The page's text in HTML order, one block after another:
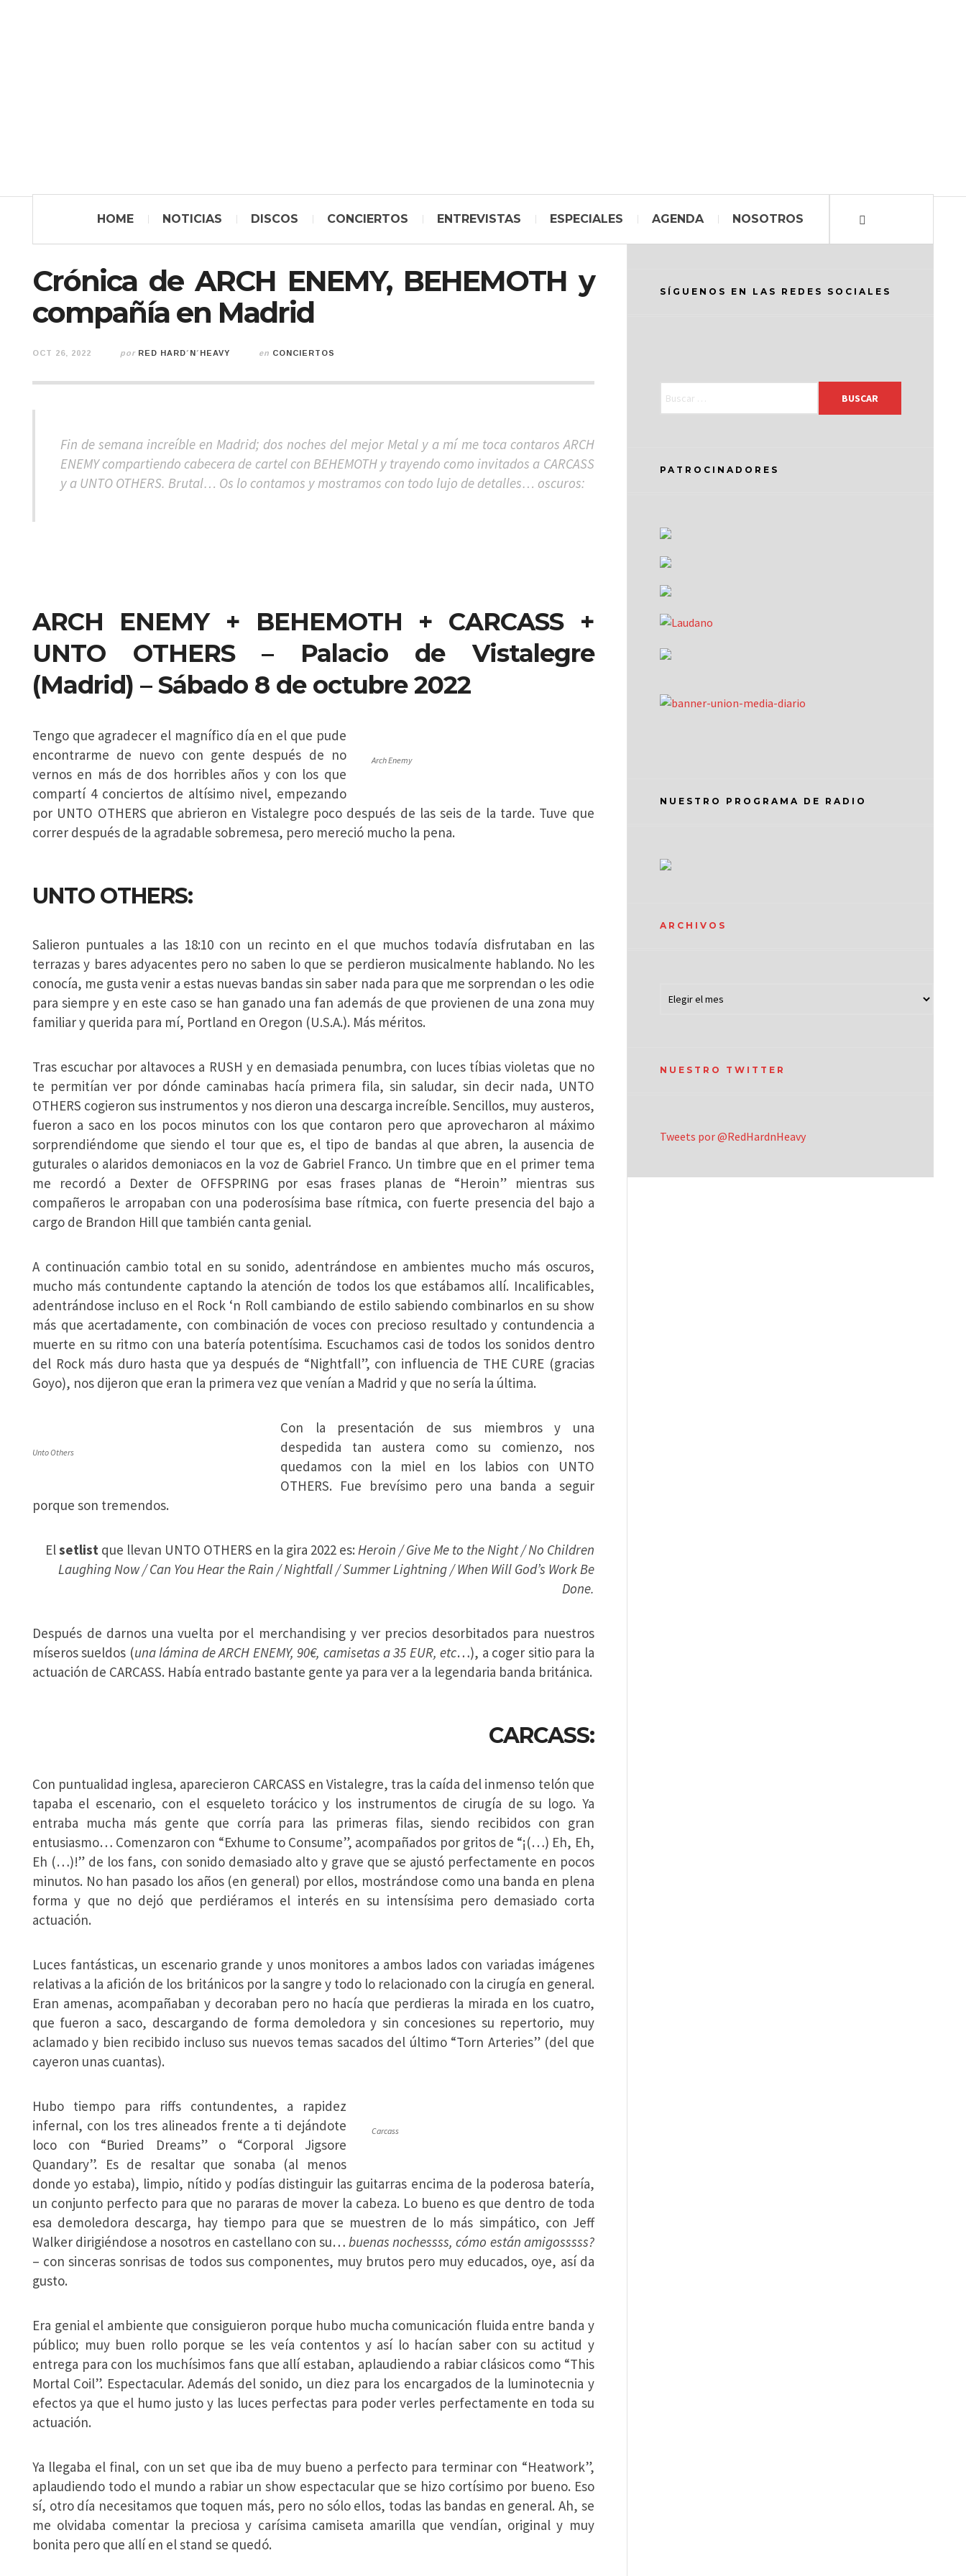
HOME NOTICIAS DISCOS CONCIERTOS ENTREVISTAS ESPECIALES AGENDA NOSOTROS
Crónica de ARCH ENEMY, BEHEMOTH y
compañía en Madrid
OCT 26, 2022 por RED HARD´N´HEAVY en CONCIERTOS
Fin de semana increíble en Madrid; dos noches del mejor Metal y a mí me toca contaros ARCH
ENEMY compartiendo cabecera de cartel con BEHEMOTH y trayendo como invitados a CARCASS
y a UNTO OTHERS. Brutal… Os lo contamos y mostramos con todo lujo de detalles… oscuros:
ARCH ENEMY + BEHEMOTH + CARCASS +
UNTO OTHERS – Palacio de Vistalegre
(Madrid) – Sábado 8 de octubre 2022
Arch Enemy
Tengo que agradecer el magnífico día en el que pude
encontrarme de nuevo con gente después de no
vernos en más de dos horribles años y con los que
compartí 4 conciertos de altísimo nivel, empezando
por UNTO OTHERS que abrieron en Vistalegre poco después de las seis de la tarde. Tuve que
correr después de la agradable sobremesa, pero mereció mucho la pena.
UNTO OTHERS:
Salieron puntuales a las 18:10 con un recinto en el que muchos todavía disfrutaban en las
terrazas y bares adyacentes pero no saben lo que se perdieron musicalmente hablando. No les
conocía, me gusta venir a estas nuevas bandas sin saber nada para que me sorprendan o les odie
para siempre y en este caso se han ganado una fan además de que provienen de una zona muy
familiar y querida para mí, Portland en Oregon (U.S.A.). Más méritos.
Tras escuchar por altavoces a RUSH y en demasiada penumbra, con luces tíbias violetas que no
te permitían ver por dónde caminabas hacía primera fila, sin saludar, sin decir nada, UNTO
OTHERS cogieron sus instrumentos y nos dieron una descarga increíble. Sencillos, muy austeros,
fueron a saco en los pocos minutos con los que contaron pero que aprovecharon al máximo
sorprendiéndome que siendo el tour que es, el tipo de bandas al que abren, la ausencia de
guturales o alaridos demoniacos en la voz de Gabriel Franco. Un timbre que en el primer tema
me recordó a Dexter de OFFSPRING por esas frases planas de “Heroin” mientras sus
compañeros le arropaban con una poderosísima base rítmica, con fuerte presencia del bajo a
cargo de Brandon Hill que también canta genial.
A continuación cambio total en su sonido, adentrándose en ambientes mucho más oscuros,
mucho más contundente captando la atención de todos los que estábamos allí. Incalificables,
adentrándose incluso en el Rock ‘n Roll cambiando de estilo sabiendo combinarlos en su show
más que acertadamente, con combinación de voces con precioso resultado y contundencia a
muerte en su ritmo con una batería potentísima. Escuchamos casi de todos los sonidos dentro
del Rock más duro hasta que ya después de “Nightfall”, con influencia de THE CURE (gracias
Goyo), nos dijeron que eran la primera vez que venían a Madrid y que no sería la última.
Unto Others
Con la presentación de sus miembros y una
despedida tan austera como su comienzo, nos
quedamos con la miel en los labios con UNTO
OTHERS. Fue brevísimo pero una banda a seguir
porque son tremendos.
Elsetlistque llevan UNTO OTHERS en la gira 2022 es: Heroin / Give Me to the Night / No Children
Laughing Now / Can You Hear the Rain / Nightfall / Summer Lightning / When Will God’s Work Be
Done.
Después de darnos una vuelta por el merchandising y ver precios desorbitados para nuestros
míseros sueldos (una lámina de ARCH ENEMY, 90€, camisetas a 35 EUR, etc…), a coger sitio para la
actuación de CARCASS. Había entrado bastante gente ya para ver a la legendaria banda británica.
CARCASS:
Con puntualidad inglesa, aparecieron CARCASS en Vistalegre, tras la caída del inmenso telón que
tapaba el escenario, con el esqueleto torácico y los instrumentos de cirugía de su logo. Ya
entraba mucha más gente que corría para las primeras filas, siendo recibidos con gran
entusiasmo… Comenzaron con “Exhume to Consume”, acompañados por gritos de “¡(…) Eh, Eh,
Eh (…)!” de los fans, con sonido demasiado alto y grave que se ajustó perfectamente en pocos
minutos. No han pasado los años (en general) por ellos, mostrándose como una banda en plena
forma y que no dejó que perdiéramos el interés en su intensísima pero demasiado corta
actuación.
Luces fantásticas, un escenario grande y unos monitores a ambos lados con variadas imágenes
relativas a la afición de los británicos por la sangre y todo lo relacionado con la cirugía en general.
Eran amenas, acompañaban y decoraban pero no hacía que perdieras la mirada en los cuatro,
que fueron a saco, descargando de forma demoledora y sin concesiones su repertorio, muy
aclamado y bien recibido incluso sus nuevos temas sacados del último “Torn Arteries” (del que
cayeron unas cuantas).
Carcass
Hubo tiempo para riffs contundentes, a rapidez
infernal, con los tres alineados frente a ti dejándote
loco con “Buried Dreams” o “Corporal Jigsore
Quandary”. Es de resaltar que sonaba (al menos
donde yo estaba), limpio, nítido y podías distinguir las guitarras encima de la poderosa batería,
un conjunto perfecto para que no pararas de mover la cabeza. Lo bueno es que dentro de toda
esa demoledora descarga, hay tiempo para que se muestren de lo más simpático, con Jeff
Walker dirigiéndose a nosotros en castellano con su…buenas nochessss, cómo están amigosssss?
– con sinceras sonrisas de todos sus componentes, muy brutos pero muy educados, oye, así da
gusto.
Era genial el ambiente que consiguieron porque hubo mucha comunicación fluida entre banda y
público; muy buen rollo porque se les veía contentos y así lo hacían saber con su actitud y
entrega para con los muchísimos fans que allí estaban, aplaudiendo a rabiar clásicos como “This
Mortal Coil”. Espectacular. Además del sonido, un diez para los encargados de la luminotecnia y
efectos ya que el humo justo y las luces perfectas para poder verles perfectamente en toda su
actuación.
Ya llegaba el final, con un set que iba de muy bueno a perfecto para terminar con “Heatwork”,
aplaudiendo todo el mundo a rabiar un show espectacular que se hizo cortísimo por bueno. Eso
sí, otro día necesitamos que toquen más, pero no sólo ellos, todas las bandas en general. Ah, se
me olvidaba comentar la preciosa y carísima camiseta amarilla que vendían, original y muy
bonita pero que allí en el stand se quedó.
SÍGUENOS EN LAS REDES SOCIALES
PATROCINADORES
NUESTRO PROGRAMA DE RADIO
ARCHIVOS
NUESTRO TWITTER
Tweets por @RedHardnHeavy